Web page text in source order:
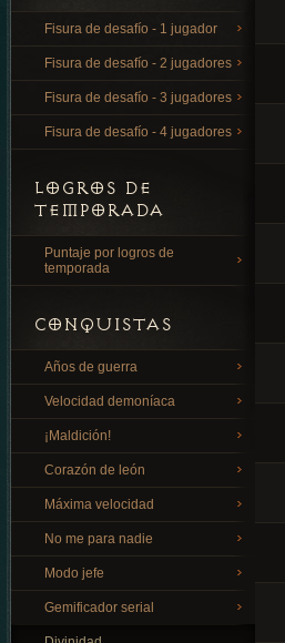
Fisura de desafío - 1 jugador
Fisura de desafío - 2 jugadores
Fisura de desafío - 3 jugadores
Fisura de desafío - 4 jugadores
LOGROS DE
TEMPORADA
Puntaje por logros de
temporada
CONQUISTAS
Años de guerra
Velocidad demoníaca
¡Maldición!
Corazón de león
Máxima velocidad
No me para nadie
Modo jefe
Gemificador serial